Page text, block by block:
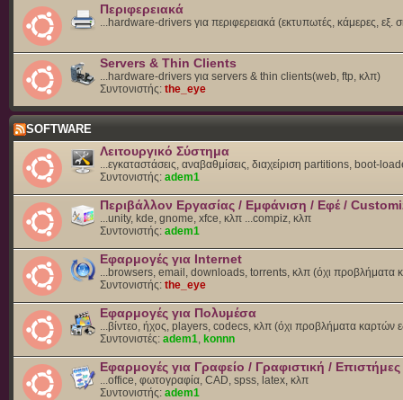
Περιφερειακά
...hardware-drivers για περιφερειακά (εκτυπωτές, κάμερες, εξ.
Servers & Thin Clients
...hardware-drivers για servers & thin clients(web, ftp, κλπ)
Συντονιστής: the_eye
SOFTWARE
Λειτουργικό Σύστημα
...εγκαταστάσεις, αναβαθμίσεις, διαχείριση partitions, boot-
Συντονιστής: adem1
Περιβάλλον Εργασίας / Εμφάνιση / Εφέ /
...unity, kde, gnome, xfce, κλπ ...compiz, κλπ
Συντονιστής: adem1
Εφαρμογές για Internet
...browsers, email, downloads, torrents, κλπ (όχι προβλήματα
Συντονιστής: the_eye
Εφαρμογές για Πολυμέσα
...βίντεο, ήχος, players, codecs, κλπ (όχι προβλήματα καρτών
Συντονιστές: adem1 konnn
Εφαρμογές για Γραφείο / Γραφιστική / Επιστήμες
...office, φωτογραφία, CAD, spss, latex, κλπ
Συντονιστής: adem1